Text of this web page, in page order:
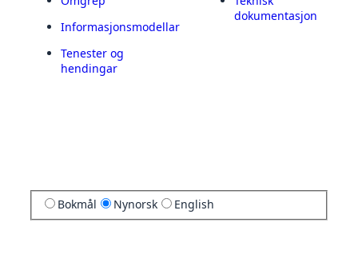
Informasjonsmodellar
Tenester og
hendingar
dokumentasjon
Bokmål Nynorsk English